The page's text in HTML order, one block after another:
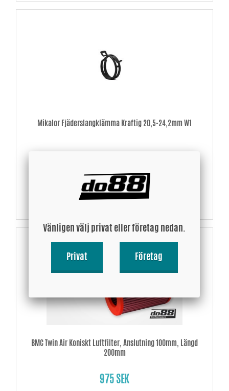
Mikalor Fjäderslangklämma Kraftig 20,5-24,2mm W1
Köp!
BMC Twin Air Koniskt Luftfilter, Anslutning 100mm, Längd
200mm
975 SEK
Vänligen välj privat eller företag nedan.
Privat Företag